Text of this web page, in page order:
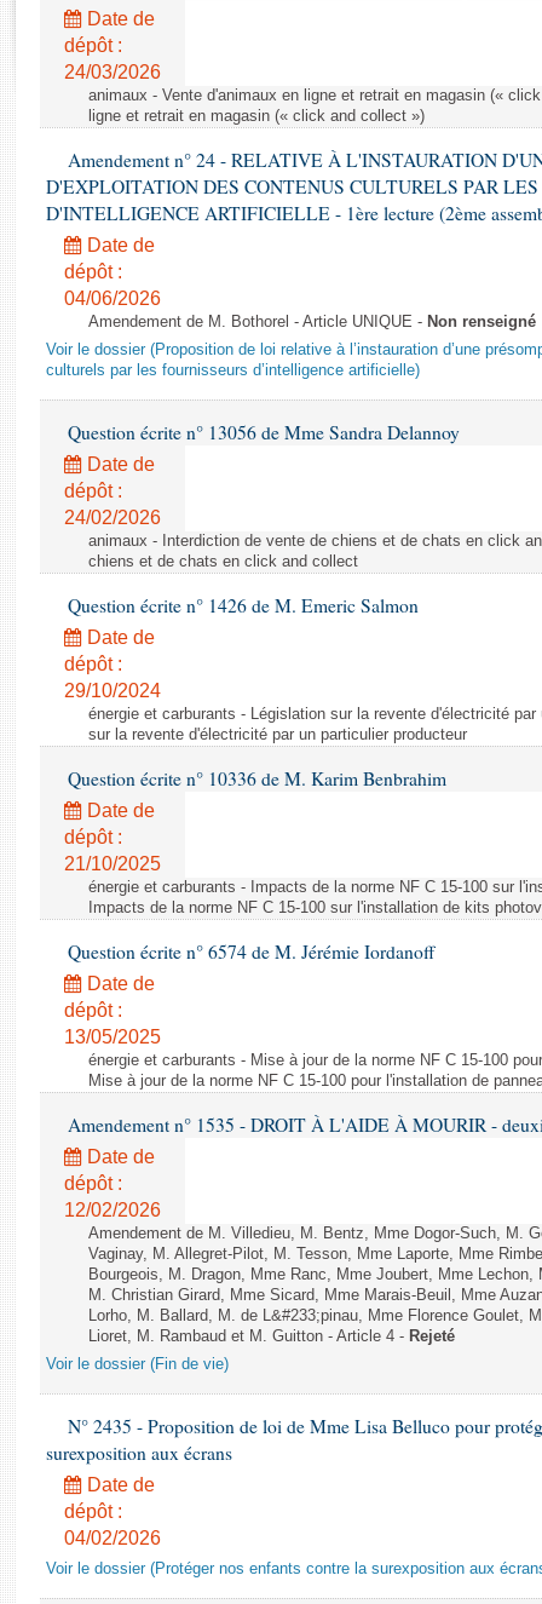
Rapports législatifs
Rapports sur l'application des lois
Baromètre de l’application des lois
Dossiers législatifs
Budget et sécurité sociale
Questions écrites et orales
Comptes rendus des débats
Date de
dépôt :
24/03/2026
animaux - Vente d'animaux en ligne et retrait en magasin («
ligne et retrait en magasin (« click and collect »)
Amendement n° 24 - RELATIVE À L'INSTAURATION
D'EXPLOITATION DES CONTENUS CULTURELS PAR LES
D'INTELLIGENCE ARTIFICIELLE - 1ère lecture (2ème
Date de
dépôt :
04/06/2026
Amendement de M. Bothorel - Article UNIQUE - Non renseigné
Voir le dossier (Proposition de loi relative à l’instauration d’une
culturels par les fournisseurs d’intelligence artificielle)
Question écrite n° 13056 de Mme Sandra Delannoy
Date de
dépôt :
24/02/2026
animaux - Interdiction de vente de chiens et de chats en click
chiens et de chats en click and collect
Question écrite n° 1426 de M. Emeric Salmon
Date de
dépôt :
29/10/2024
énergie et carburants - Législation sur la revente d'électricité
sur la revente d'électricité par un particulier producteur
Question écrite n° 10336 de M. Karim Benbrahim
Date de
dépôt :
21/10/2025
énergie et carburants - Impacts de la norme NF C 15-100 sur
Impacts de la norme NF C 15-100 sur l'installation de kits
Question écrite n° 6574 de M. Jérémie Iordanoff
Date de
dépôt :
13/05/2025
énergie et carburants - Mise à jour de la norme NF C 15-100
Mise à jour de la norme NF C 15-100 pour l'installation de
Amendement n° 1535 - DROIT À L'AIDE À MOURIR -
Date de
dépôt :
12/02/2026
Amendement de M. Villedieu, M. Bentz, Mme Dogor-Such, M.
Vaginay, M. Allegret-Pilot, M. Tesson, Mme Laporte, Mme
Bourgeois, M. Dragon, Mme Ranc, Mme Joubert, Mme
M. Christian Girard, Mme Sicard, Mme Marais-Beuil, Mme
Lorho, M. Ballard, M. de L&#233;pinau, Mme Florence Goulet,
Lioret, M. Rambaud et M. Guitton - Article 4 - Rejeté
Voir le dossier (Fin de vie)
N° 2435 - Proposition de loi de Mme Lisa Belluco pour
surexposition aux écrans
Date de
dépôt :
04/02/2026
Voir le dossier (Protéger nos enfants contre la surexposition aux